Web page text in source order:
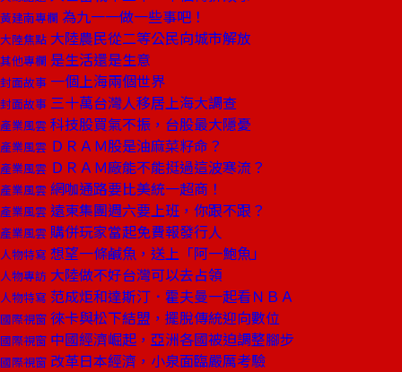
黃建南專欄 為九一一做一些事吧！
大陸焦點 大陸農民從二等公民向城市解放
其他專欄 是生活還是生意
封面故事 一個上海兩個世界
封面故事 三十萬台灣人移居上海大調查
產業風雲 科技股買氣不振，台股最大隱憂
產業風雲 ＤＲＡＭ股是油麻菜籽命？
產業風雲 ＤＲＡＭ廠能不能挺過這波寒流？
產業風雲 網咖通路要比美統一超商！
產業風雲 遠東集團週六要上班，你跟不跟？
產業風雲 購併玩家當起免費報發行人
人物特寫 想望一條鹹魚，送上「阿一鮑魚」
人物專訪 大陸做不好台灣可以去占領
人物特寫 范成炬和達斯汀．霍夫曼一起看ＮＢＡ
國際視窗 徠卡與松下結盟，擺脫傳統迎向數位
國際視窗 中國經濟崛起，亞洲各國被迫調整腳步
國際視窗 改革日本經濟，小泉面臨嚴厲考驗